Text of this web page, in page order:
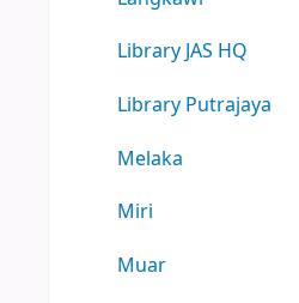
Library JAS HQ
Library Putrajaya
Melaka
Miri
Muar